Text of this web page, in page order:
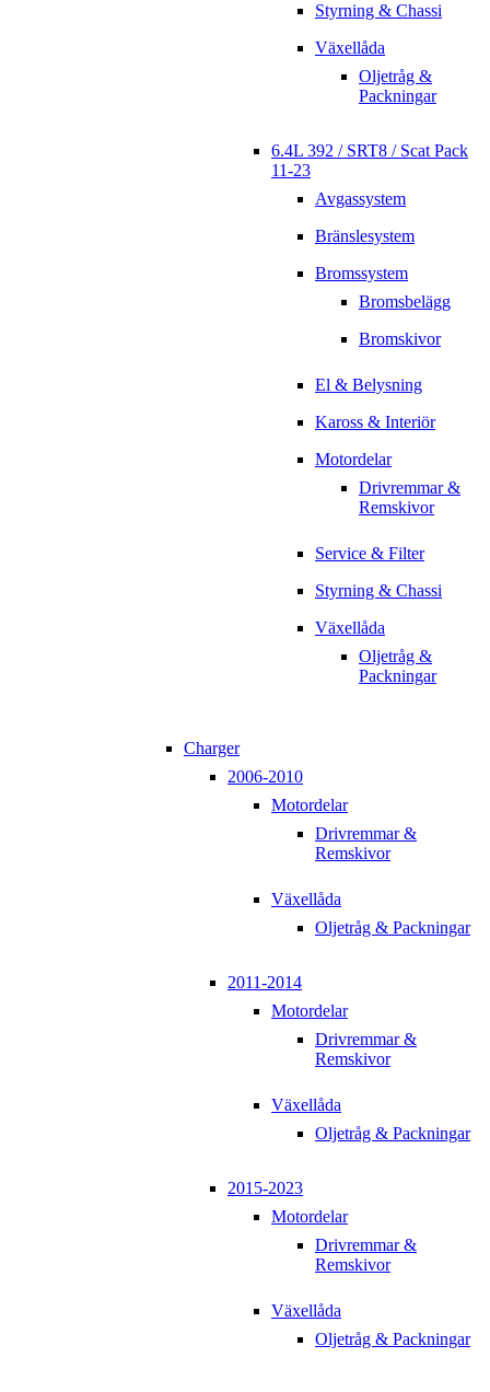
Styrning & Chassi
Växellåda
Oljetråg &
Packningar
6.4L 392 / SRT8 / Scat Pack
11-23
Avgassystem
Bränslesystem
Bromssystem
Bromsbelägg
Bromskivor
El & Belysning
Kaross & Interiör
Motordelar
Drivremmar &
Remskivor
Service & Filter
Styrning & Chassi
Växellåda
Oljetråg &
Packningar
Charger
2006-2010
Motordelar
Drivremmar &
Remskivor
Växellåda
Oljetråg & Packningar
2011-2014
Motordelar
Drivremmar &
Remskivor
Växellåda
Oljetråg & Packningar
2015-2023
Motordelar
Drivremmar &
Remskivor
Växellåda
Oljetråg & Packningar